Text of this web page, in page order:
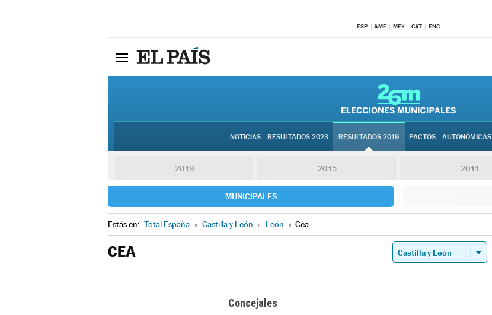
ESP AME MEX CAT ENG
NOTICIAS RESULTADOS 2023 RESULTADOS 2019 PACTOS AUTONÓMICAS
2019 2015 2011
MUNICIPALES
Estás en: Total España » Castilla y León » León » Cea
CEA
Concejales